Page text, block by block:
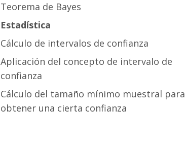
Teorema de Bayes
Estadística
Cálculo de intervalos de confianza
Aplicación del concepto de intervalo de
confianza
Cálculo del tamaño mínimo muestral para
obtener una cierta confianza